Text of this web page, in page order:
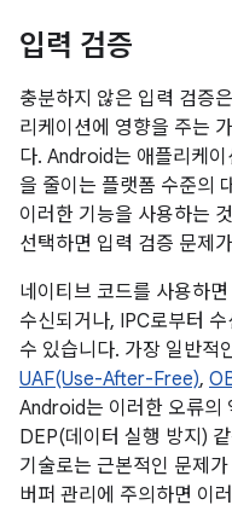
입력 검증
충분하지 않은 입력 검증
리케이션에 영향을 주는
다. Android는 애플리케
을 줄이는 플랫폼 수준의
이러한 기능을 사용하는
선택하면 입력 검증 문제
네이티브 코드를 사용하
수신되거나, IPC로부터
수 있습니다. 가장 일반적
UAF(Use-After-Free),
Android는 이러한 오류의
DEP(데이터 실행 방지)
기술로는 근본적인 문제
버퍼 관리에 주의하면 이